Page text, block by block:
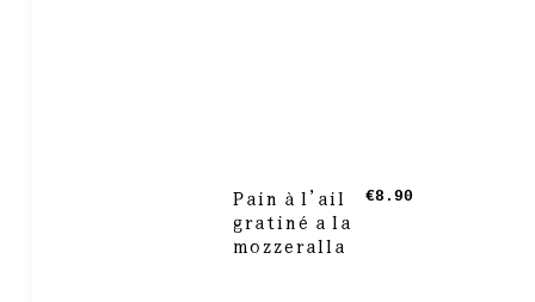
Pain à l’ail
gratiné a la
mozzeralla
€8.90